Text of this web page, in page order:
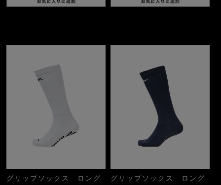
グリップソックス ロング グリップソックス ロング